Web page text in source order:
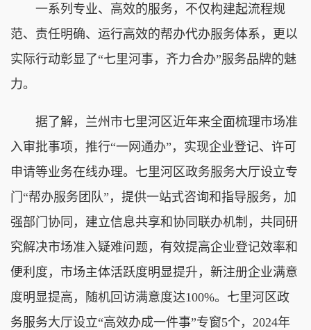
一系列专业、高效的服务，不仅构建起流程规
范、责任明确、运行高效的帮办代办服务体系，更以
实际行动彰显了“七里河事，齐力合办”服务品牌的魅
力。
据了解，兰州市七里河区近年来全面梳理市场准
入审批事项，推行“一网通办”，实现企业登记、许可
申请等业务在线办理。七里河区政务服务大厅设立专
门“帮办服务团队”，提供一站式咨询和指导服务，加
强部门协同，建立信息共享和协同联办机制，共同研
究解决市场准入疑难问题，有效提高企业登记效率和
便利度，市场主体活跃度明显提升，新注册企业满意
度明显提高，随机回访满意度达100%。七里河区政
务服务大厅设立“高效办成一件事”专窗5个，2024年